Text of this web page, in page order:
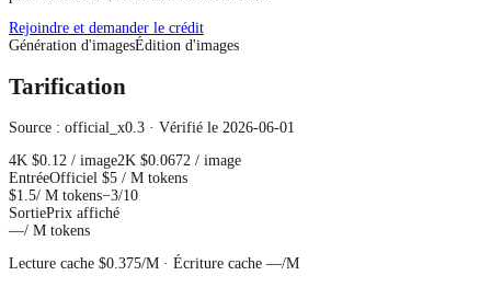
Rejoindre et demander le crédit
Génération d'imagesÉdition d'images
Tarification
Source : official_x0.3 · Vérifié le 2026-06-01
4K $0.12 / image2K $0.0672 / image
EntréeOfficiel $5 / M tokens
$1.5/ M tokens−3/10
SortiePrix affiché
—/ M tokens
Lecture cache $0.375/M · Écriture cache —/M